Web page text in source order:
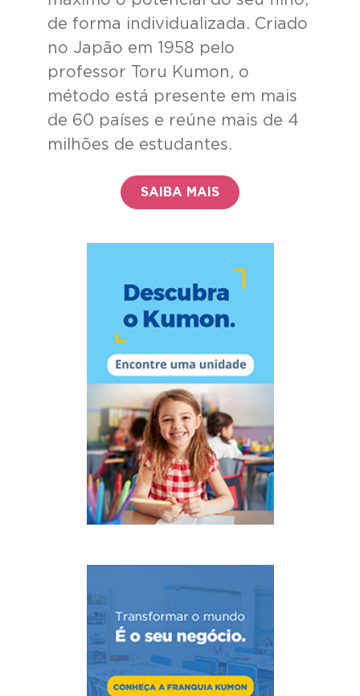
de forma individualizada. Criado
no Japão em 1958 pelo
professor Toru Kumon, o
método está presente em mais
de 60 países e reúne mais de 4
milhões de estudantes.
SAIBA MAIS